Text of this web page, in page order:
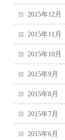
2015年12月
2015年11月
2015年10月
2015年9月
2015年8月
2015年7月
2015年6月